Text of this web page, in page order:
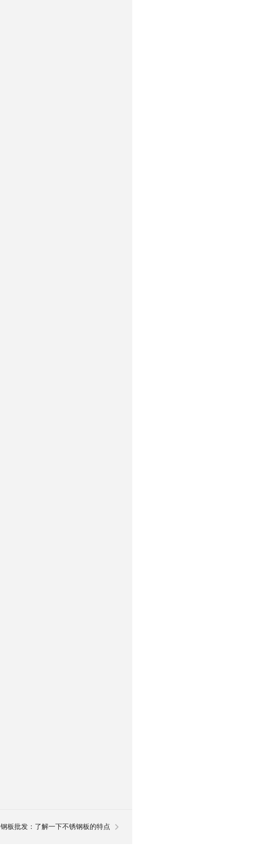
钢板批发：了解一下不锈钢板的特点